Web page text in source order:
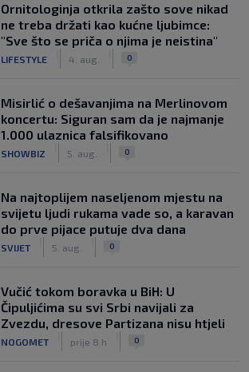
Ornitologinja otkrila zašto sove nikad
ne treba držati kao kućne ljubimce:
"Sve što se priča o njima je neistina"
LIFESTYLE 4. aug. 0
Misirlić o dešavanjima na Merlinovom
koncertu: Siguran sam da je najmanje
1.000 ulaznica falsifikovano
SHOWBIZ 5. aug. 0
Na najtoplijem naseljenom mjestu na
svijetu ljudi rukama vade so, a karavan
do prve pijace putuje dva dana
SVIJET 5. aug. 0
Vučić tokom boravka u BiH: U
Čipuljićima su svi Srbi navijali za
Zvezdu, dresove Partizana nisu htjeli
NOGOMET prije 8 h 0